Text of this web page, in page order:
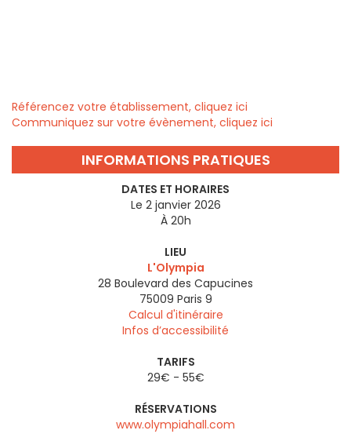
Référencez votre établissement, cliquez ici
Communiquez sur votre évènement, cliquez ici
INFORMATIONS PRATIQUES
DATES ET HORAIRES
Le 2 janvier 2026
À 20h
LIEU
L'Olympia
28 Boulevard des Capucines
75009 Paris 9
Calcul d'itinéraire
Infos d’accessibilité
TARIFS
29€ - 55€
RÉSERVATIONS
www.olympiahall.com